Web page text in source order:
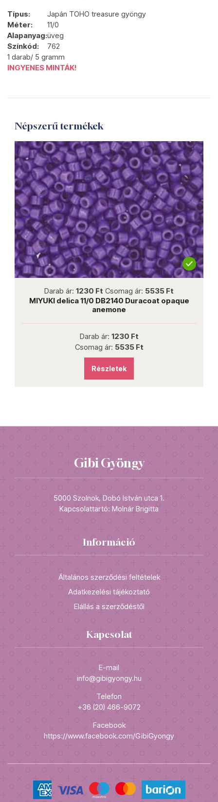
Típus:
Japán TOHO treasure gyöngy
Méter:
11/0
Alapanyag:üveg
Színkód:
762
1 darab/ 5 gramm
INGYENES MINTÁK!
Népszerű termékek
Darab ár: 1230 Ft Csomag ár: 5535 Ft
MIYUKI delica 11/0 DB2140 Duracoat opaque
anemone
Darab ár: 1230 Ft
Csomag ár: 5535 Ft
Részletek
Gibi Gyöngy
5000 Szolnok, Dobó István utca 1.
Kapcsolattartó: Molnár Brigitta
Információ
Általános szerződési feltételek
Adatkezelési tájékoztató
Elállás a szerződéstől
Kapcsolat
E-mail
info@gibigyongy.hu
Telefon
+36 (20) 466-9072
Facebook
https://www.facebook.com/GibiGyongy